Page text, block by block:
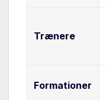
Trænere
Formationer